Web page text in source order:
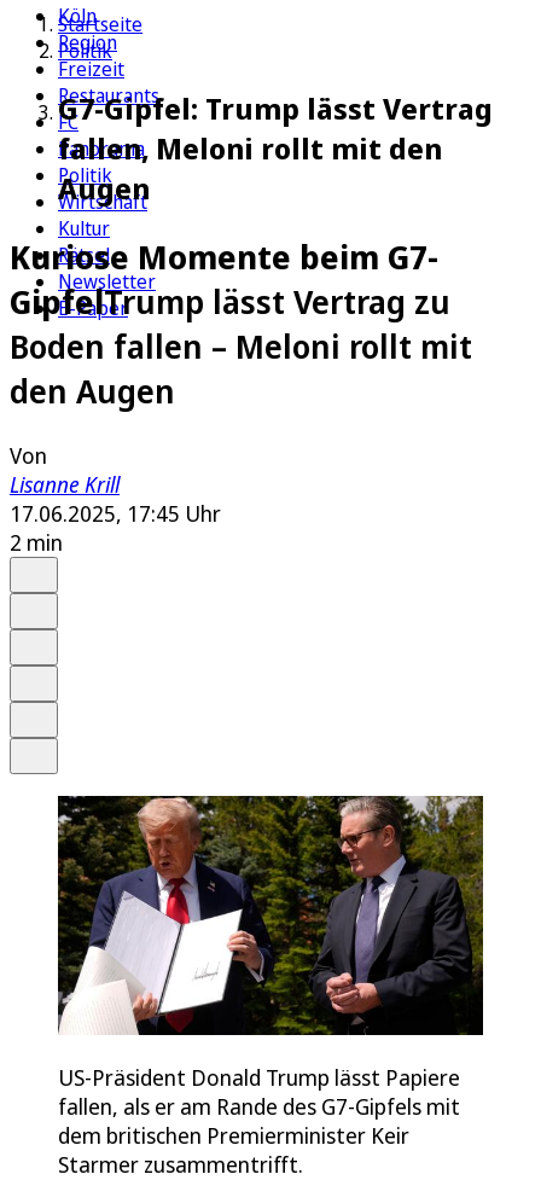
Köln
Region
Freizeit
Restaurants
FC
Panorama
Politik
Wirtschaft
Kultur
Rätsel
Newsletter
E-Paper
Startseite
Politik
G7-Gipfel: Trump lässt Vertrag
fallen, Meloni rollt mit den
Augen
Kuriose Momente beim G7-
GipfelTrump lässt Vertrag zu
Boden fallen – Meloni rollt mit
den Augen
Von
Lisanne Krill
17.06.2025, 17:45 Uhr
2 min
US-Präsident Donald Trump lässt Papiere
fallen, als er am Rande des G7-Gipfels mit
dem britischen Premierminister Keir
Starmer zusammentrifft.